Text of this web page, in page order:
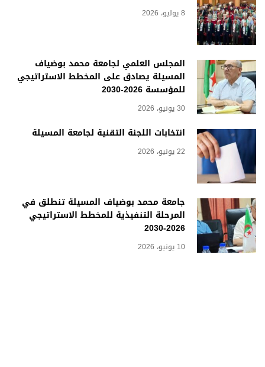
8 يوليو، 2026
المجلس العلمي لجامعة محمد بوضياف
المسيلة يصادق على المخطط الاستراتيجي
للمؤسسة 2026-2030
30 يونيو، 2026
انتخابات اللجنة التقنية لجامعة المسيلة
22 يونيو، 2026
جامعة محمد بوضياف المسيلة تنطلق في
المرحلة التنفيذية للمخطط الاستراتيجي
2026-2030
10 يونيو، 2026